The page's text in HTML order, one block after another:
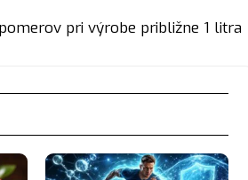
pri výrobe približne 1 litra